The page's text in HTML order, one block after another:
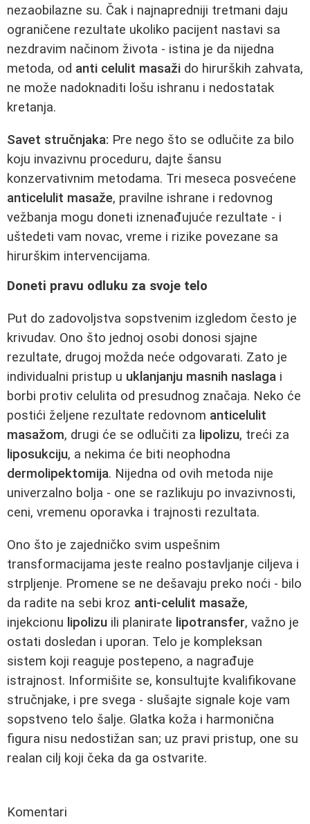
nezaobilazne su. Čak i najnapredniji tretmani daju
ograničene rezultate ukoliko pacijent nastavi sa
nezdravim načinom života - istina je da nijedna
metoda, od anti celulit masaži do hirurških zahvata,
ne može nadoknaditi lošu ishranu i nedostatak
kretanja.
Savet stručnjaka: Pre nego što se odlučite za bilo
koju invazivnu proceduru, dajte šansu
konzervativnim metodama. Tri meseca posvećene
anticelulit masaže, pravilne ishrane i redovnog
vežbanja mogu doneti iznenađujuće rezultate - i
uštedeti vam novac, vreme i rizike povezane sa
hirurškim intervencijama.
Doneti pravu odluku za svoje telo
Put do zadovoljstva sopstvenim izgledom često je
krivudav. Ono što jednoj osobi donosi sjajne
rezultate, drugoj možda neće odgovarati. Zato je
individualni pristup u uklanjanju masnih naslaga i
borbi protiv celulita od presudnog značaja. Neko će
postići željene rezultate redovnom anticelulit
masažom, drugi će se odlučiti za lipolizu, treći za
liposukciju, a nekima će biti neophodna
dermolipektomija. Nijedna od ovih metoda nije
univerzalno bolja - one se razlikuju po invazivnosti,
ceni, vremenu oporavka i trajnosti rezultata.
Ono što je zajedničko svim uspešnim
transformacijama jeste realno postavljanje ciljeva i
strpljenje. Promene se ne dešavaju preko noći - bilo
da radite na sebi kroz anti-celulit masaže,
injekcionu lipolizu ili planirate lipotransfer, važno je
ostati dosledan i uporan. Telo je kompleksan
sistem koji reaguje postepeno, a nagrađuje
istrajnost. Informišite se, konsultujte kvalifikovane
stručnjake, i pre svega - slušajte signale koje vam
sopstveno telo šalje. Glatka koža i harmonična
figura nisu nedostižan san; uz pravi pristup, one su
realan cilj koji čeka da ga ostvarite.
Komentari